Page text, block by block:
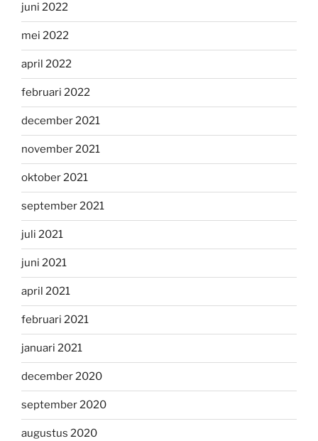
juni 2022
mei 2022
april 2022
februari 2022
december 2021
november 2021
oktober 2021
september 2021
juli 2021
juni 2021
april 2021
februari 2021
januari 2021
december 2020
september 2020
augustus 2020